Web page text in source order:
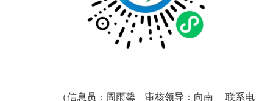
（信息员：周雨馨 审核领导：向南 联系电